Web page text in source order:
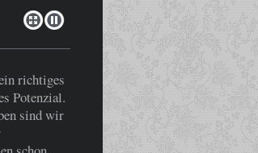
richtiges
Potenzial.
sind wir